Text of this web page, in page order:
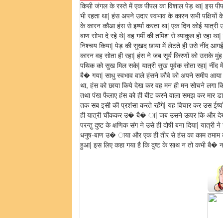
किसी जंगल के रस्ते में एक पीपल का विशाल पेड़ था| इस
भी रहता था| हंस अपने उदार स्वभाव के कारन सभी
के कारन कौआ हंस से इर्ष्या करता था| एक दिन कोई
बाण सोभा दे रहे थे| वह गर्मी की तपिश से ब्याकुल हो
निश्चय किया| पेड़ की सुखद छाया में लेटते ही उसे नींद
कारन वह सोता ही रहा| हंस ने जब सूर्य किरणों को उसके
पथिक को सुख मिल सके| यात्री सुख पूर्वक सोता रहा|
बै� गया| साधु स्वभाव वाले हंसने कौवे को अपने समीप
था, हंस को छाया किये देख कर वह मन ही मन सोचने लगा
तथा पंख फैलाए हंस को ही बीट करने वाला समझ कर मार
तक सब इसी की प्रशंसा करते रहेंगे| यह विचार कर उस
ही यात्री चौंककर उ� बै� ा| जब उसने ऊपर कि और
परन्तु दुष्ट के क्षणिक संग ने उसे ही दोषी बना दिया|
धनुष-बाण उ� ाया और एक ही तीर से हंस का काम तमाम
हुआ| इस लिए कहा गया है कि दुष्ट के साथ न तो कभी बै� ना